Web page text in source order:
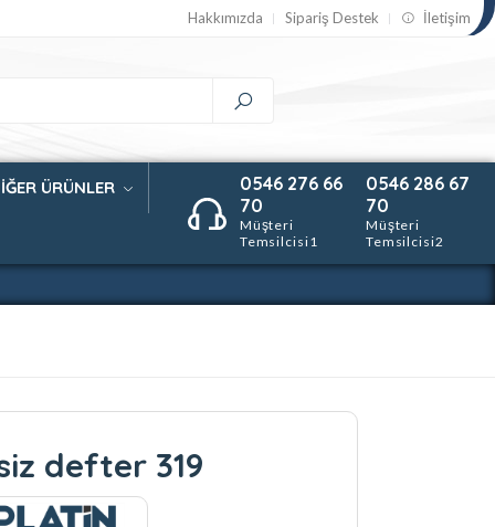
Hakkımızda Sipariş Destek İletişim
ÜRÜNLER
0546 276 66
70
Müşteri
Temsilcisi1
0546 286 67
70
Müşteri
Temsilcisi2
defter 319